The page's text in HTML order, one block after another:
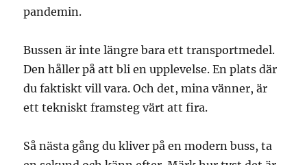
pandemin.
Bussen är inte längre bara ett transportmedel.
Den håller på att bli en upplevelse. En plats där
du faktiskt vill vara. Och det, mina vänner, är
ett tekniskt framsteg värt att fira.
Så nästa gång du kliver på en modern buss, ta